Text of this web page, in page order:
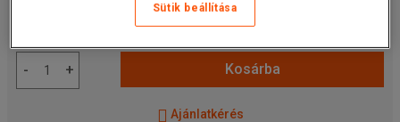
-
+ Kosárba
Ajánlatkérés
Sütik beállítása